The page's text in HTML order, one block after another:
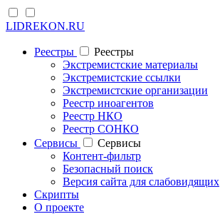
LIDREKON.RU
Реестры
Реестры
Экстремистские материалы
Экстремистские ссылки
Экстремистские организации
Реестр иноагентов
Реестр НКО
Реестр СОНКО
Cервисы
Cервисы
Контент-фильтр
Безопасный поиск
Версия сайта для слабовидящих
Скрипты
О проекте